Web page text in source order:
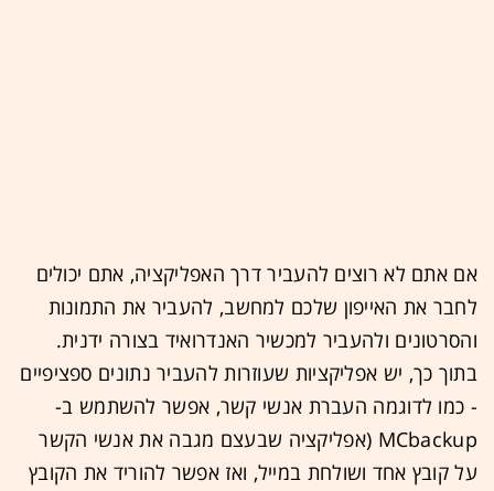
אם אתם לא רוצים להעביר דרך האפליקציה, אתם יכולים
לחבר את האייפון שלכם למחשב, להעביר את התמונות
והסרטונים ולהעביר למכשיר האנדרואיד בצורה ידנית.
בתוך כך, יש אפליקציות שעוזרות להעביר נתונים ספציפיים
- כמו לדוגמה העברת אנשי קשר, אפשר להשתמש ב-
MCbackup (אפליקציה שבעצם מגבה את אנשי הקשר
על קובץ אחד ושולחת במייל, ואז אפשר להוריד את הקובץ